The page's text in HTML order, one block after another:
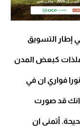
إطار التسويق
كبعض المدن
فواري ان في
انك قد صورت
أتمنى ان